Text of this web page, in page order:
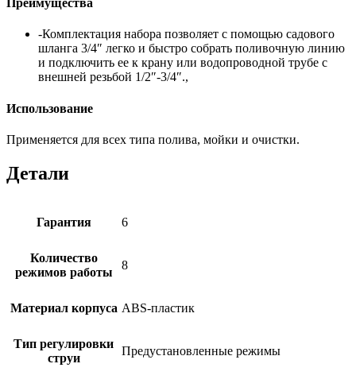
Преимущества
-Комплектация набора позволяет с помощью садового
шланга 3/4″ легко и быстро собрать поливочную линию
и подключить ее к крану или водопроводной трубе с
внешней резьбой 1/2″-3/4″.,
Использование
Применяется для всех типа полива, мойки и очистки.
Детали
Гарантия 6
Количество
режимов работы
8
Материал корпуса ABS-пластик
Тип регулировки
струи
Предустановленные режимы